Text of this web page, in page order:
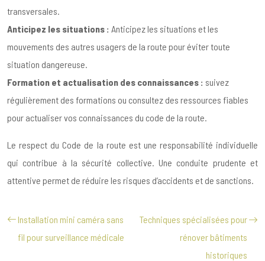
transversales.
Anticipez les situations : Anticipez les situations et les
mouvements des autres usagers de la route pour éviter toute
situation dangereuse.
Formation et actualisation des connaissances : suivez
régulièrement des formations ou consultez des ressources fiables
pour actualiser vos connaissances du code de la route.
Le respect du Code de la route est une responsabilité individuelle
qui contribue à la sécurité collective. Une conduite prudente et
attentive permet de réduire les risques d’accidents et de sanctions.
Installation mini caméra sans
fil pour surveillance médicale
Techniques spécialisées pour
rénover bâtiments
historiques